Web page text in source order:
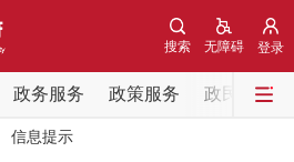
登录
无障碍
搜索
政务服务 政策服务 政民互动
国务院信息
信息提示